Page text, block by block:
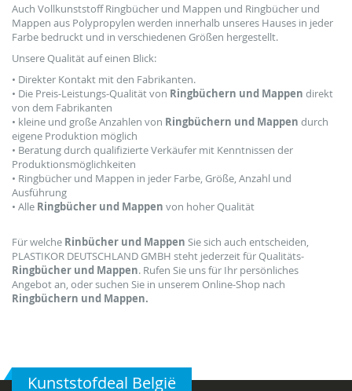
Auch Vollkunststoff Ringbücher und Mappen und Ringbücher und
Mappen aus Polypropylen werden innerhalb unseres Hauses in jeder
Farbe bedruckt und in verschiedenen Größen hergestellt.
Unsere Qualität auf einen Blick:
• Direkter Kontakt mit den Fabrikanten.
• Die Preis-Leistungs-Qualität von Ringbüchern und Mappen direkt
von dem Fabrikanten
• kleine und große Anzahlen von Ringbüchern und Mappen durch
eigene Produktion möglich
• Beratung durch qualifizierte Verkäufer mit Kenntnissen der
Produktionsmöglichkeiten
• Ringbücher und Mappen in jeder Farbe, Größe, Anzahl und
Ausführung
• Alle Ringbücher und Mappen von hoher Qualität
Für welche Rinbücher und Mappen Sie sich auch entscheiden,
PLASTIKOR DEUTSCHLAND GMBH steht jederzeit für Qualitäts-
Ringbücher und Mappen. Rufen Sie uns für Ihr persönliches
Angebot an, oder suchen Sie in unserem Online-Shop nach
Ringbüchern und Mappen.
Kunststofdeal België